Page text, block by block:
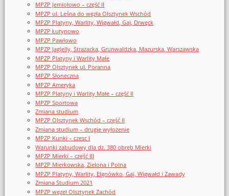
MPZP Jemiołowo – część II
MPZP ul. Leśna do węzła Olsztynek Wschód
MPZP Platyny, Warlity, Wigwałd, Gaj, Drwęck
MPZP Łutynowo
MPZP Pawłowo
MPZP Jagielly, Strazacka, Grunwaldzka, Mazurska, Warszawska
MPZP Platyny i Warlity Małe
MPZP Olsztynek ul. Poranna
MPZP Słoneczna
MPZP Ameryka
MPZP Platyny i Warlity Małe – część II
MPZP Sportowa
Zmiana studium
MPZP Olsztynek Wschód – część II
Zmiana studium – drugie wyłożenie
MPZP Kunki – czesc I
Warunki zabudowy dla dz. 380 obręb Mierki
MPZP Mierki – część III
MPZP Mierkowska, Zielona i Polna
MPZP Platyny, Warlity, Elgnówko, Gaj, Wigwałd i Zawady
Zmiana Studium 2021
MPZP węzeł Olsztynek Zachód